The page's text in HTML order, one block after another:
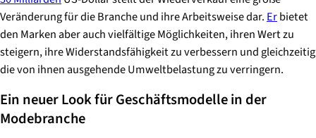
Veränderung für die Branche und ihre Arbeitsweise dar. Erbietet
den Marken aber auch vielfältige Möglichkeiten, ihren Wert zu
steigern, ihre Widerstandsfähigkeit zu verbessern und gleichzeitig
die von ihnen ausgehende Umweltbelastung zu verringern.
Ein neuer Look für Geschäftsmodelle in der
Modebranche